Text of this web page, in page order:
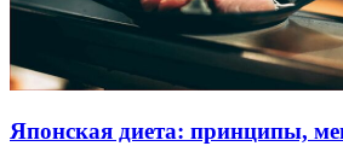
Японская диета: принципы,